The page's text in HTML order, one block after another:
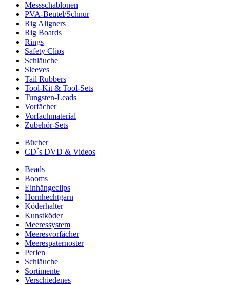
Messschablonen
PVA-Beutel/Schnur
Rig Aligners
Rig Boards
Rings
Safety Clips
Schläuche
Sleeves
Tail Rubbers
Tool-Kit & Tool-Sets
Tungsten-Leads
Vorfächer
Vorfachmaterial
Zubehör-Sets
Bücher
CD´s DVD & Videos
Beads
Booms
Einhängeclips
Hornhechtgarn
Köderhalter
Kunstköder
Meeressystem
Meeresvorfächer
Meerespaternoster
Perlen
Schläuche
Sortimente
Verschiedenes